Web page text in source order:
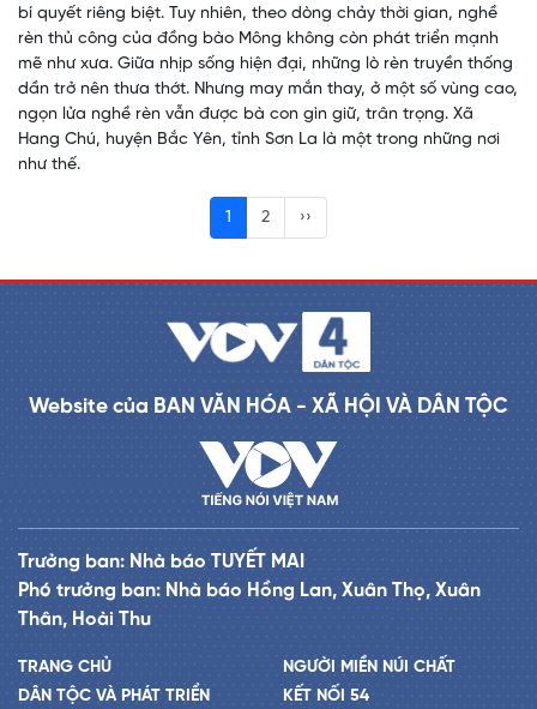
bí quyết riêng biệt. Tuy nhiên, theo dòng chảy thời gian, nghề
rèn thủ công của đồng bào Mông không còn phát triển mạnh
mẽ như xưa. Giữa nhịp sống hiện đại, những lò rèn truyền thống
dần trở nên thưa thớt. Nhưng may mắn thay, ở một số vùng cao,
ngọn lửa nghề rèn vẫn được bà con gìn giữ, trân trọng. Xã
Hang Chú, huyện Bắc Yên, tỉnh Sơn La là một trong những nơi
như thế.
1 2 ››
Website của BAN VĂN HÓA - XÃ HỘI VÀ DÂN TỘC
Trưởng ban: Nhà báo TUYẾT MAI
Phó trưởng ban: Nhà báo Hồng Lan, Xuân Thọ, Xuân
Thân, Hoài Thu
TRANG CHỦ
DÂN TỘC VÀ PHÁT TRIỂN
NGƯỜI MIỀN NÚI CHẤT
KẾT NỐI 54